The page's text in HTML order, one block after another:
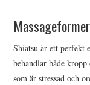
Shiatsu är ett perfekt
behandlar både
som är stressad och